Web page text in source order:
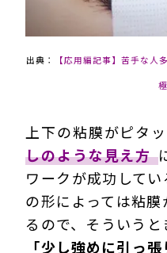
出典： 【応用編記事】苦手な人
上下の粘膜がピタッ
しのような見え方
ワークが成功して
の形によっては粘
るので、そういう
「少し強めに引っ